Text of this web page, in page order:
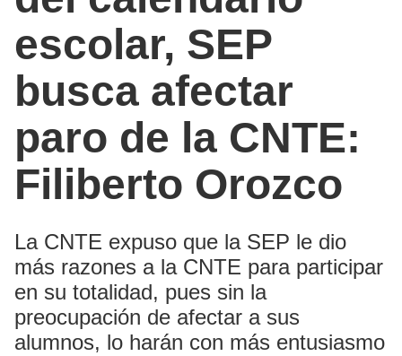
escolar, SEP
busca afectar
paro de la CNTE:
Filiberto Orozco
La CNTE expuso que la SEP le dio
más razones a la CNTE para participar
en su totalidad, pues sin la
preocupación de afectar a sus
alumnos, lo harán con más entusiasmo